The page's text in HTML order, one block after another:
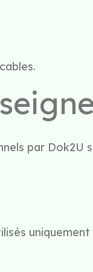
par Dok2U
uniquement